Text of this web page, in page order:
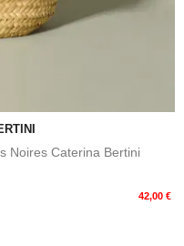
Noires Caterina Bertini
42,00 €